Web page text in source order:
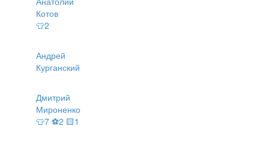
Котов
👕2
Андрей
Курганский
Дмитрий
Мироненко
👕7 ⚽2 🟨1